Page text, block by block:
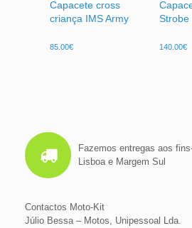
Capacete cross
criança IMS Army
85.00€
Strobe
140.00€
Fazemos entregas aos
Lisboa e Margem Sul
Contactos Moto-Kit
Júlio Bessa – Motos, Unipessoal Lda.